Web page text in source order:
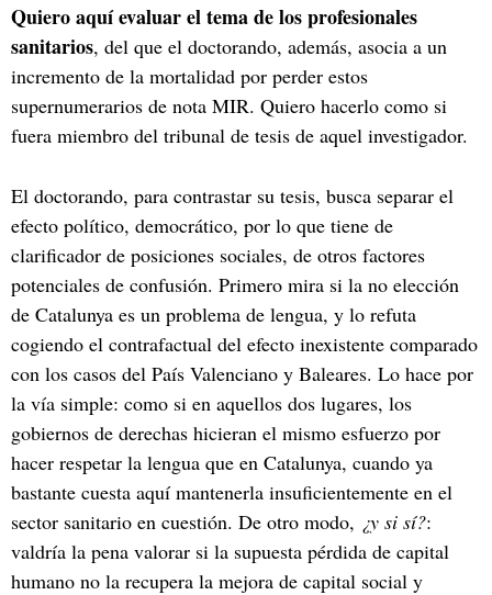
Quiero aquí evaluar el tema de los profesionales
sanitarios, del que el doctorando, además, asocia a un
incremento de la mortalidad por perder estos
supernumerarios de nota MIR. Quiero hacerlo como si
fuera miembro del tribunal de tesis de aquel investigador.
El doctorando, para contrastar su tesis, busca separar el
efecto político, democrático, por lo que tiene de
clarificador de posiciones sociales, de otros factores
potenciales de confusión. Primero mira si la no elección
de Catalunya es un problema de lengua, y lo refuta
cogiendo el contrafactual del efecto inexistente comparado
con los casos del País Valenciano y Baleares. Lo hace por
la vía simple: como si en aquellos dos lugares, los
gobiernos de derechas hicieran el mismo esfuerzo por
hacer respetar la lengua que en Catalunya, cuando ya
bastante cuesta aquí mantenerla insuficientemente en el
sector sanitario en cuestión. De otro modo, ¿y si sí?:
valdría la pena valorar si la supuesta pérdida de capital
humano no la recupera la mejora de capital social y